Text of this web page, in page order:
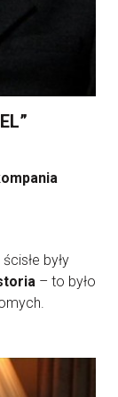
były
– to było